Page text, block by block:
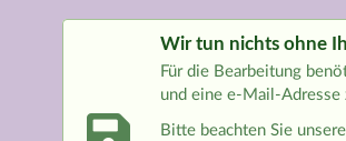
Wir tun nichts ohne
Für die Bearbeitung
und eine e-Mail-Adresse
Bitte beachten Sie unsere